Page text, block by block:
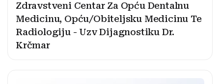
Zdravstveni Centar Za Opću Dentalnu
Medicinu, Opću/Obiteljsku Medicinu Te
Radiologiju - Uzv Dijagnostiku Dr.
Krčmar